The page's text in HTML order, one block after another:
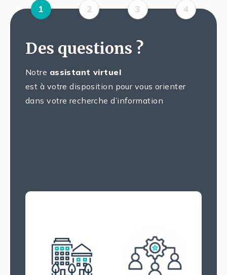
1 2 3 4
Des questions ?
Notre assistant virtuel
est à votre disposition pour vous orienter
dans votre recherche d’information